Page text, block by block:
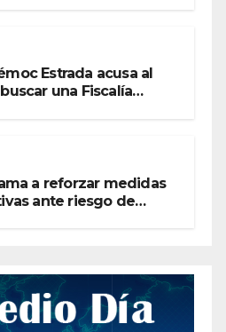
Estrada acusa al
buscar una Fiscalía
a reforzar medidas
ante riesgo de